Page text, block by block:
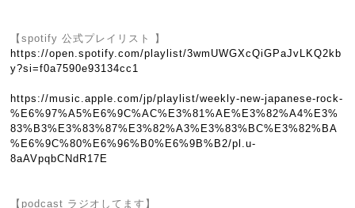
【spotify 公式プレイリスト 】
https://open.spotify.com/playlist/3wmUWGXcQiGPaJvLKQ2kb
y?si=f0a7590e93134cc1
https://music.apple.com/jp/playlist/weekly-new-japanese-rock-
%E6%97%A5%E6%9C%AC%E3%81%AE%E3%82%A4%E3%
83%B3%E3%83%87%E3%82%A3%E3%83%BC%E3%82%BA
%E6%9C%80%E6%96%B0%E6%9B%B2/pl.u-
8aAVpqbCNdR17E
【podcast ラジオしてます】